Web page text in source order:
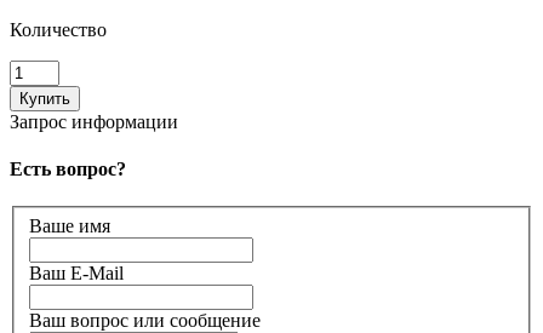
Количество
Запрос информации
Есть вопрос?
Ваше имя
Ваш E-Mail
Ваш вопрос или сообщение